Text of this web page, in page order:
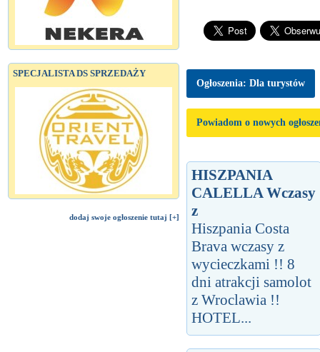
SPECJALISTA DS SPRZEDAŻY
dodaj swoje ogłoszenie tutaj [+]
Ogłoszenia: Dla turystów
Powiadom o nowych
HISZPANIA
CALELLA Wczasy
z
Hiszpania Costa
Brava wczasy z
wycieczkami !! 8
dni atrakcji samolot
z Wroclawia !!
HOTEL...